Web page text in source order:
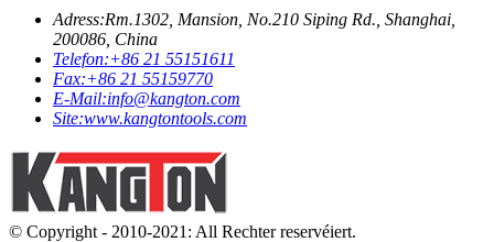
Adress:Rm.1302, Mansion, No.210 Siping Rd., Shanghai,
200086, China
Telefon:+86 21 55151611
Fax:+86 21 55159770
E-Mail:info@kangton.com
Site:www.kangtontools.com
© Copyright - 2010-2021: All Rechter reservéiert.